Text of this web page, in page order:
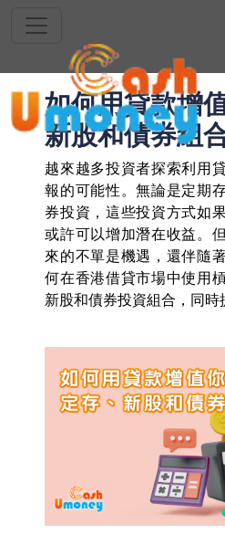
如何用貸款增
新股和債券組
越來越多投資者探索利用
報的可能性。無論是定期
券投資，這些投資方式如
或許可以增加潛在收益。
來的不單是機遇，還伴隨
何在香港借貸市場中使用
新股和債券投資組合，同時